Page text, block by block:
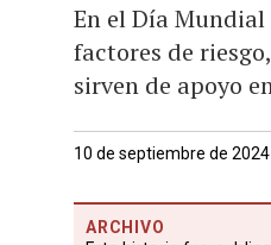
En el Día
factores de
sirven de apoyo
10 de septiembre de 2024
ARCHIVO